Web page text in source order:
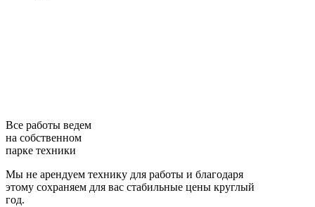
Все работы ведем
на собственном
парке техники
Мы не арендуем технику для работы и благодаря
этому сохраняем для вас стабильные цены круглый
год.